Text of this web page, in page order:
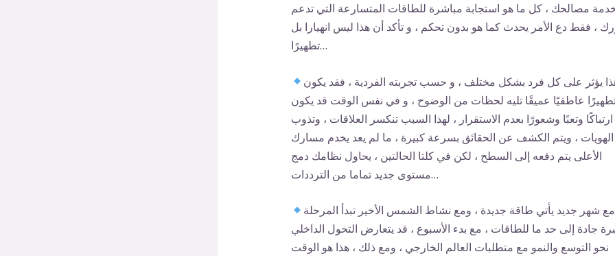
مصالحك ، كل ما هو استجابة مباشرة للطاقات المتسارعة التي تدعم
، فقط دع الأمر يحدث كما هو بدون تحكم ، و تأكد أن هذا ليس انهيارا بل
تطهيرًا…
يؤثر على كل فرد بشكل مختلف ، و حسب تجربته الفردية ، فقد يكون
عاطفيًا عميقًا تليه لحظات من الوضوح ، و في نفس الوقت قد يكون
ارتباكًا وتعبًا وشعورًا بعدم الاستقرار ، لهذا السبب تنكسر العلاقات ، وتذوب
الهويات ، ويتم الكشف عن الحقائق بسرعة كبيرة ، ما لم يعد يخدم مسارك
الأعلى يتم دفعه إلى السطح ، لكن في كلتا الحالتين ، يحاول نظامك دمج
مستوى جديد تماما من الترددات…
مع شهر جديد يأتي طاقة جديدة ، ومع نشاط الشمس الأخير تبدأ المرحلة
جادة إلى حد ما للطاقات ، مع بدء الأسبوع ، قد يتعارض التحول الداخلي
نحو التوسع والنمو مع متطلبات العالم الخارجي ، ومع ذلك ، هذا هو الوقت